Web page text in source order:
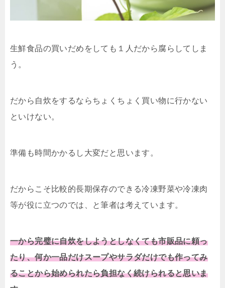
生鮮食品の買いだめをしても１人だから腐らしてしま
う。
だから自炊をするならちょくちょく買い物に行かない
といけない。
準備も時間かかるし大変だと思います。
だからこそ比較的長期保存のできる冷凍野菜や冷凍肉
等が役に立つのでは、と筆者は考えています。
一から完璧に自炊をしようとしなくても市販品に頼っ
たり、何か一品だけスープやサラダだけでも作ってみ
ることから始められたら負担なく続けられると思いま